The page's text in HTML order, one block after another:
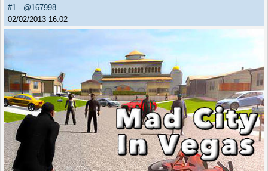
#1 - @167998
02/02/2013 16:02